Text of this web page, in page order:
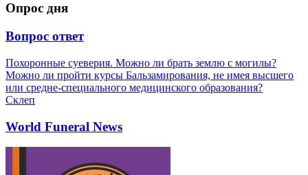
Опрос дня
Вопрос ответ
Похоронные суеверия. Можно ли брать землю с могилы?
Можно ли пройти курсы Бальзамирования, не имея высшего
или средне-специального медицинского образования?
Склеп
World Funeral News